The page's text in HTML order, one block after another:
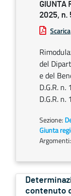
GIUNTA
2025, n.
Scarica
del
e del
D.G.R.
D.G.R.
Sezione:
Giunta
Argomenti:
contenuto